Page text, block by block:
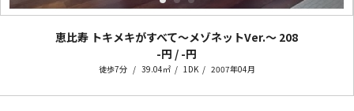
恵比寿 トキメキがすべて～メゾネットVer.～ 208
-円 / -円
徒歩7分 39.04㎡ 1DK 2007年04月